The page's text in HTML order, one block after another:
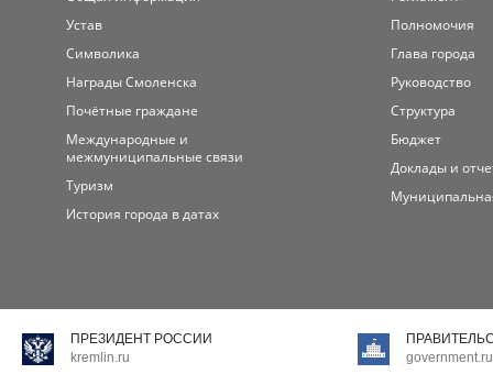
Устав
Символика
Награды Смоленска
Почётные граждане
Международные и
межмуниципальные связи
Туризм
История города в датах
Полномочия
Глава города
Руководство
Структура
Бюджет
Доклады и
ПРЕЗИДЕНТ РОССИИ
kremlin.ru
government.ru